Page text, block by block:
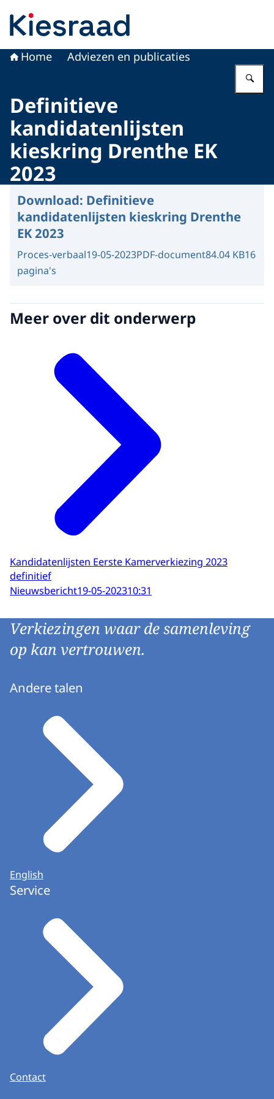
Home Adviezen en publicaties
Definitieve
kandidatenlijsten
kieskring Drenthe EK
2023
Download: Definitieve
kandidatenlijsten kieskring Drenthe
EK 2023
Proces-verbaal19-05-2023PDF-document84.04 KB16
pagina's
Meer over dit onderwerp
Kandidatenlijsten Eerste Kamerverkiezing 2023
definitief
Nieuwsbericht19-05-202310:31
Verkiezingen waar de samenleving
op kan vertrouwen.
Andere talen
English
Service
Contact